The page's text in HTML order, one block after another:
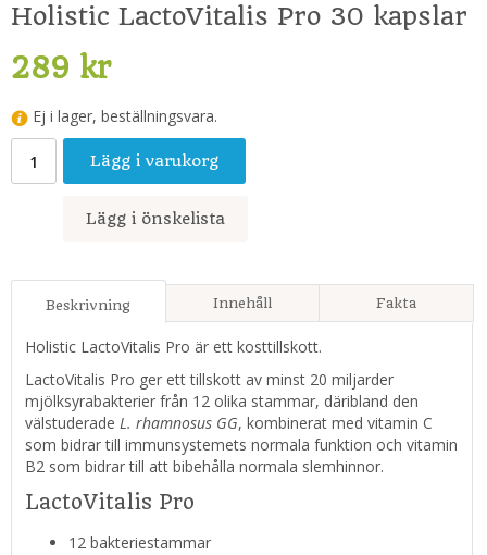
Holistic LactoVitalis Pro 30 kapslar
289 kr
Ej i lager, beställningsvara.
Lägg i varukorg
Lägg i önskelista
Beskrivning Innehåll Fakta
Holistic LactoVitalis Pro är ett kosttillskott.
LactoVitalis Pro ger ett tillskott av minst 20 miljarder
mjölksyrabakterier från 12 olika stammar, däribland den
välstuderade L. rhamnosus GG, kombinerat med vitamin C
som bidrar till immunsystemets normala funktion och vitamin
B2 som bidrar till att bibehålla normala slemhinnor.
LactoVitalis Pro
12 bakteriestammar